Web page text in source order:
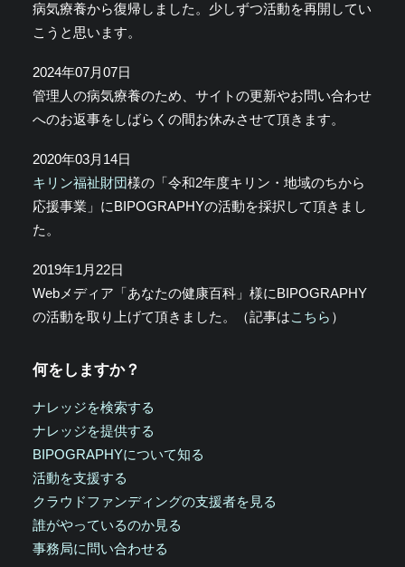
病気療養から復帰しました。少しずつ活動を再開してい
こうと思います。
2024年07月07日
管理人の病気療養のため、サイトの更新やお問い合わせ
へのお返事をしばらくの間お休みさせて頂きます。
2020年03月14日
キリン福祉財団様の「令和2年度キリン・地域のちから
応援事業」にBIPOGRAPHYの活動を採択して頂きまし
た。
2019年1月22日
Webメディア「あなたの健康百科」様にBIPOGRAPHY
の活動を取り上げて頂きました。（記事はこちら ）
何をしますか？
ナレッジを検索する
ナレッジを提供する
BIPOGRAPHYについて知る
活動を支援する
クラウドファンディングの支援者を見る
誰がやっているのか見る
事務局に問い合わせる